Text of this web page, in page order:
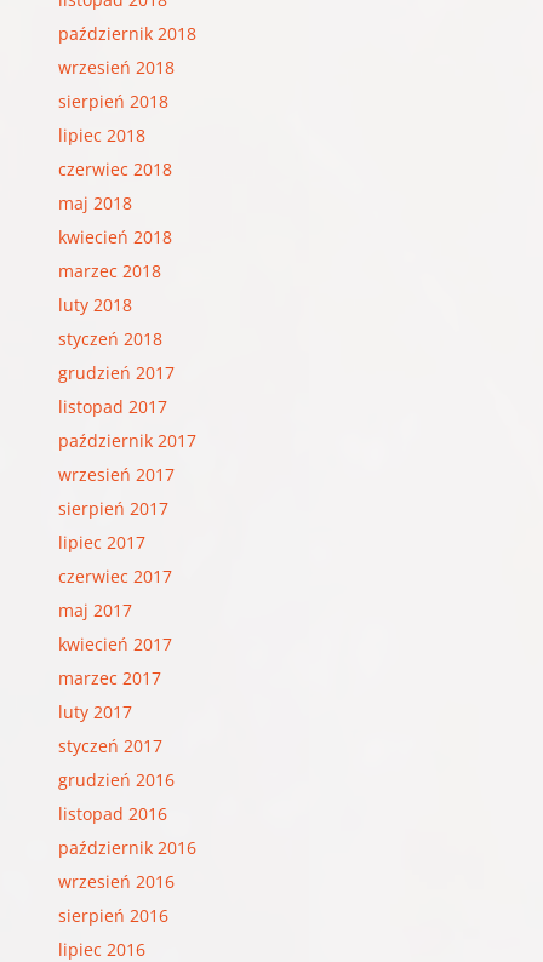
październik 2018
wrzesień 2018
sierpień 2018
lipiec 2018
czerwiec 2018
maj 2018
kwiecień 2018
marzec 2018
luty 2018
styczeń 2018
grudzień 2017
listopad 2017
październik 2017
wrzesień 2017
sierpień 2017
lipiec 2017
czerwiec 2017
maj 2017
kwiecień 2017
marzec 2017
luty 2017
styczeń 2017
grudzień 2016
listopad 2016
październik 2016
wrzesień 2016
sierpień 2016
lipiec 2016